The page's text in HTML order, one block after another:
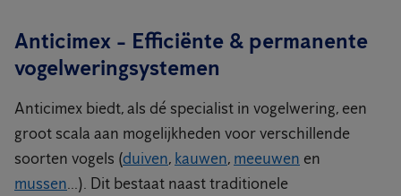
Anticimex - Efficiënte & permanente
vogelweringsystemen
Anticimex biedt, als dé specialist in vogelwering, een
groot scala aan mogelijkheden voor verschillende
soorten vogels (duiven, kauwen, meeuwen en
mussen...). Dit bestaat naast traditionele